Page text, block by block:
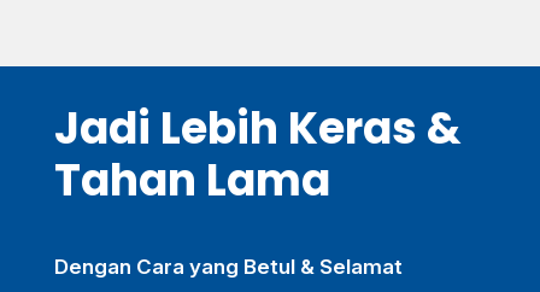
Jadi Lebih Keras &
Tahan Lama
Dengan Cara yang Betul & Selamat